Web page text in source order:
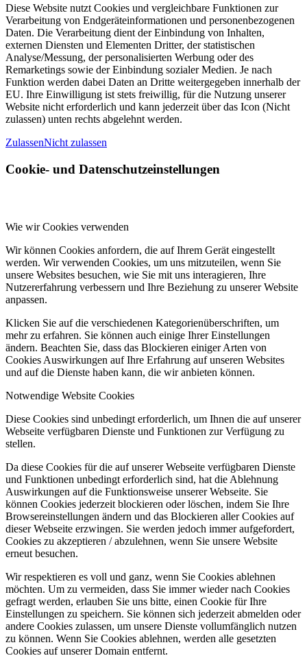
Diese Website nutzt Cookies und vergleichbare Funktionen zur
Verarbeitung von Endgeräteinformationen und personenbezogenen
Daten. Die Verarbeitung dient der Einbindung von Inhalten,
externen Diensten und Elementen Dritter, der statistischen
Analyse/Messung, der personalisierten Werbung oder des
Remarketings sowie der Einbindung sozialer Medien. Je nach
Funktion werden dabei Daten an Dritte weitergegeben innerhalb der
EU. Ihre Einwilligung ist stets freiwillig, für die Nutzung unserer
Website nicht erforderlich und kann jederzeit über das Icon (Nicht
zulassen) unten rechts abgelehnt werden.
ZulassenNicht zulassen
Cookie- und Datenschutzeinstellungen
Wie wir Cookies verwenden
Wir können Cookies anfordern, die auf Ihrem Gerät eingestellt
werden. Wir verwenden Cookies, um uns mitzuteilen, wenn Sie
unsere Websites besuchen, wie Sie mit uns interagieren, Ihre
Nutzererfahrung verbessern und Ihre Beziehung zu unserer Website
anpassen.
Klicken Sie auf die verschiedenen Kategorienüberschriften, um
mehr zu erfahren. Sie können auch einige Ihrer Einstellungen
ändern. Beachten Sie, dass das Blockieren einiger Arten von
Cookies Auswirkungen auf Ihre Erfahrung auf unseren Websites
und auf die Dienste haben kann, die wir anbieten können.
Notwendige Website Cookies
Diese Cookies sind unbedingt erforderlich, um Ihnen die auf unserer
Webseite verfügbaren Dienste und Funktionen zur Verfügung zu
stellen.
Da diese Cookies für die auf unserer Webseite verfügbaren Dienste
und Funktionen unbedingt erforderlich sind, hat die Ablehnung
Auswirkungen auf die Funktionsweise unserer Webseite. Sie
können Cookies jederzeit blockieren oder löschen, indem Sie Ihre
Browsereinstellungen ändern und das Blockieren aller Cookies auf
dieser Webseite erzwingen. Sie werden jedoch immer aufgefordert,
Cookies zu akzeptieren / abzulehnen, wenn Sie unsere Website
erneut besuchen.
Wir respektieren es voll und ganz, wenn Sie Cookies ablehnen
möchten. Um zu vermeiden, dass Sie immer wieder nach Cookies
gefragt werden, erlauben Sie uns bitte, einen Cookie für Ihre
Einstellungen zu speichern. Sie können sich jederzeit abmelden oder
andere Cookies zulassen, um unsere Dienste vollumfänglich nutzen
zu können. Wenn Sie Cookies ablehnen, werden alle gesetzten
Cookies auf unserer Domain entfernt.